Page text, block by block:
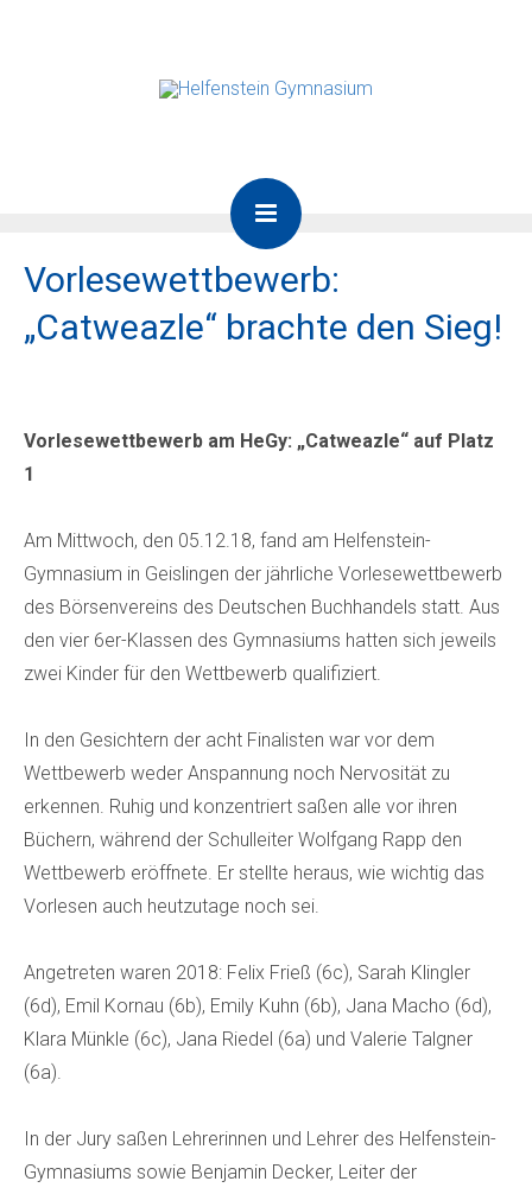
Vorlesewettbewerb:
„Catweazle“ brachte den Sieg!
Vorlesewettbewerb am HeGy: „Catweazle“ auf Platz
1
Am Mittwoch, den 05.12.18, fand am Helfenstein-
Gymnasium in Geislingen der jährliche Vorlesewettbewerb
des Börsenvereins des Deutschen Buchhandels statt. Aus
den vier 6er-Klassen des Gymnasiums hatten sich jeweils
zwei Kinder für den Wettbewerb qualifiziert.
In den Gesichtern der acht Finalisten war vor dem
Wettbewerb weder Anspannung noch Nervosität zu
erkennen. Ruhig und konzentriert saßen alle vor ihren
Büchern, während der Schulleiter Wolfgang Rapp den
Wettbewerb eröffnete. Er stellte heraus, wie wichtig das
Vorlesen auch heutzutage noch sei.
Angetreten waren 2018: Felix Frieß (6c), Sarah Klingler
(6d), Emil Kornau (6b), Emily Kuhn (6b), Jana Macho (6d),
Klara Münkle (6c), Jana Riedel (6a) und Valerie Talgner
(6a).
In der Jury saßen Lehrerinnen und Lehrer des Helfenstein-
Gymnasiums sowie Benjamin Decker, Leiter der